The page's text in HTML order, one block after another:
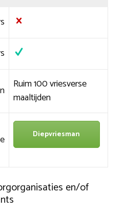
Ruim 100 vriesverse
maaltijden
Diepvriesman
en/of